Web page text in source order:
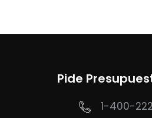
Pide
1-400-